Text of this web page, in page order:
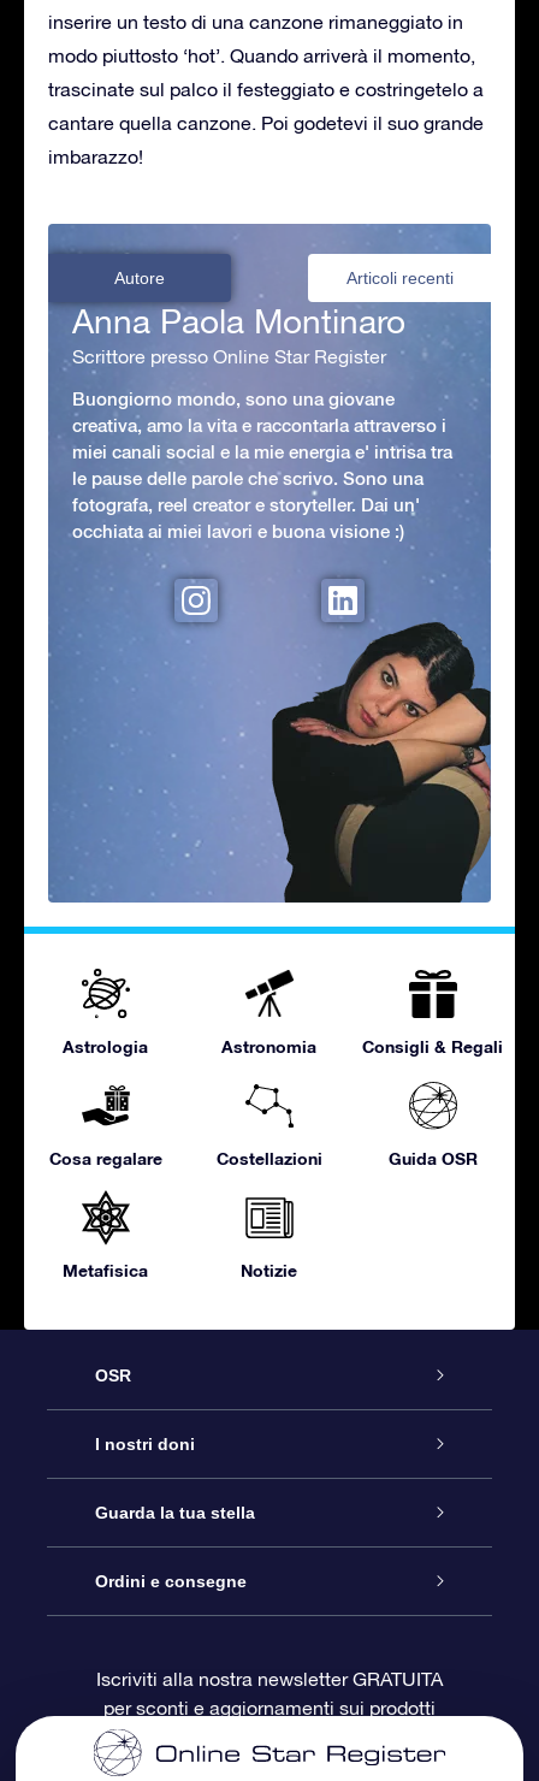
inserire un testo di una canzone rimaneggiato in
modo piuttosto ‘hot’. Quando arriverà il momento,
trascinate sul palco il festeggiato e costringetelo a
cantare quella canzone. Poi godetevi il suo grande
imbarazzo!
Autore Articoli recenti
Anna Paola Montinaro
Scrittore presso Online Star Register
Buongiorno mondo, sono una giovane
creativa, amo la vita e raccontarla attraverso i
miei canali social e la mie energia e' intrisa tra
le pause delle parole che scrivo. Sono una
fotografa, reel creator e storyteller. Dai un'
occhiata ai miei lavori e buona visione :)
Astrologia Astronomia Consigli & Regali
Cosa regalare Costellazioni Guida OSR
Metafisica Notizie
OSR
Assistenza
Contattaci
Blog
OSR Recensioni
I nostri doni
Online Star Gift
Pacchetto regalo OSR
Gift Card OSR
Guarda la tua stella
Registro stellare
Star Page personalizzata
Ordini e consegne
Informazioni di Pagamento
Iscriviti alla nostra newsletter GRATUITA
per sconti e aggiornamenti sui prodotti